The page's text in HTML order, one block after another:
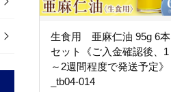
生食用 亜麻仁油 95g 6本
セット《ご入金確認後、1
～2週間程度で発送予定》
_tb04-014